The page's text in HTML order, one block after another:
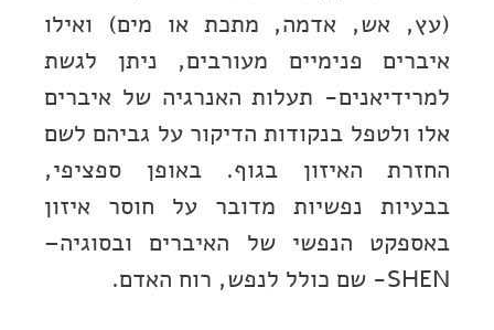
(עץ, אש, אדמה, מתכת או מים) ואילו
איברים פנימיים מעורבים, ניתן לגשת
למרידיאנים- תעלות האנרגיה של איברים
אלו ולטפל בנקודות הדיקור על גביהם לשם
החזרת האיזון בגוף. באופן ספציפי,
בבעיות נפשיות מדובר על חוסר איזון
באספקט הנפשי של האיברים ובסוגיה–
SHEN- שם כולל לנפש, רוח האדם.